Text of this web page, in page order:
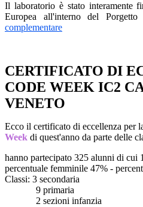
Il laboratorio è stato interamente
Europea all'interno del
complementare
CERTIFICATO DI
CODE WEEK IC2
VENETO
Ecco il certificato di eccellenza per
Week di quest'anno da parte delle
hanno partecipato 325 alunni di cui
percentuale femminile 47% -
Classi: 3 secondaria
9 primaria
2 sezioni infanzia